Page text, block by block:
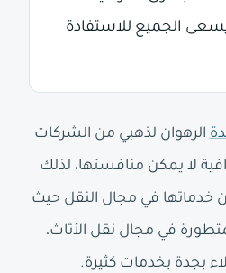
الجميع للاستفادة
الرهوان لذهبي من الشركات
لا يمكن منافستها، لذلك
خدماتها في مجال النقل حيث
في مجال نقل الأثاث،
بجدة بخدمات كثيرة.